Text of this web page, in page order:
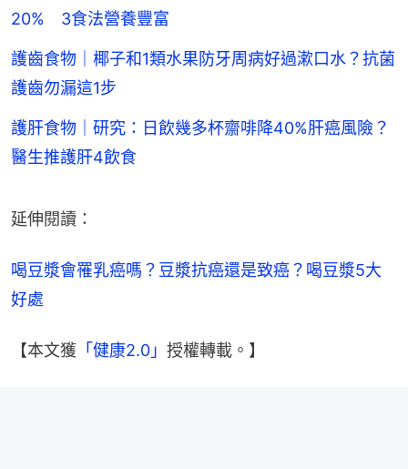
20% 3食法營養豐富
護齒食物｜椰子和1類水果防牙周病好過漱口水？抗菌
護齒勿漏這1步
護肝食物｜研究：日飲幾多杯齋啡降40%肝癌風險？
醫生推護肝4飲食
延伸閱讀：
喝豆漿會罹乳癌嗎？豆漿抗癌還是致癌？喝豆漿5大
好處
【本文獲 「健康2.0」 授權轉載。】